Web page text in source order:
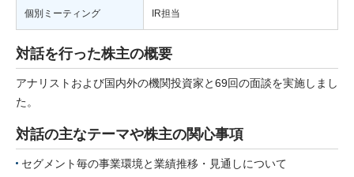
個別ミーティング IR担当
対話を行った株主の概要
アナリストおよび国内外の機関投資家と69回の面談を実施しまし
た。
対話の主なテーマや株主の関心事項
セグメント毎の事業環境と業績推移・見通しについて